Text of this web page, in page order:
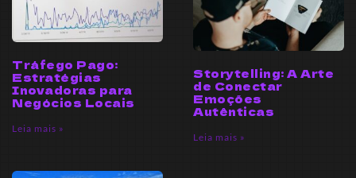
Tráfego Pago:
Estratégias
Inovadoras para
Negócios Locais
Leia mais »
Storytelling: A Arte
de Conectar
Emoções
Autênticas
Leia mais »